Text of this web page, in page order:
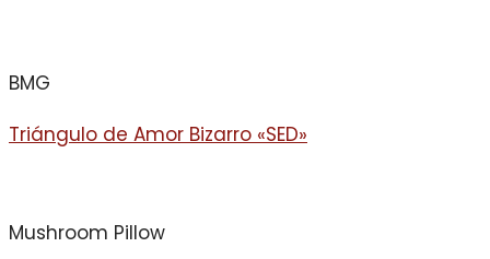
BMG
Triángulo de Amor Bizarro «SED»
Mushroom Pillow